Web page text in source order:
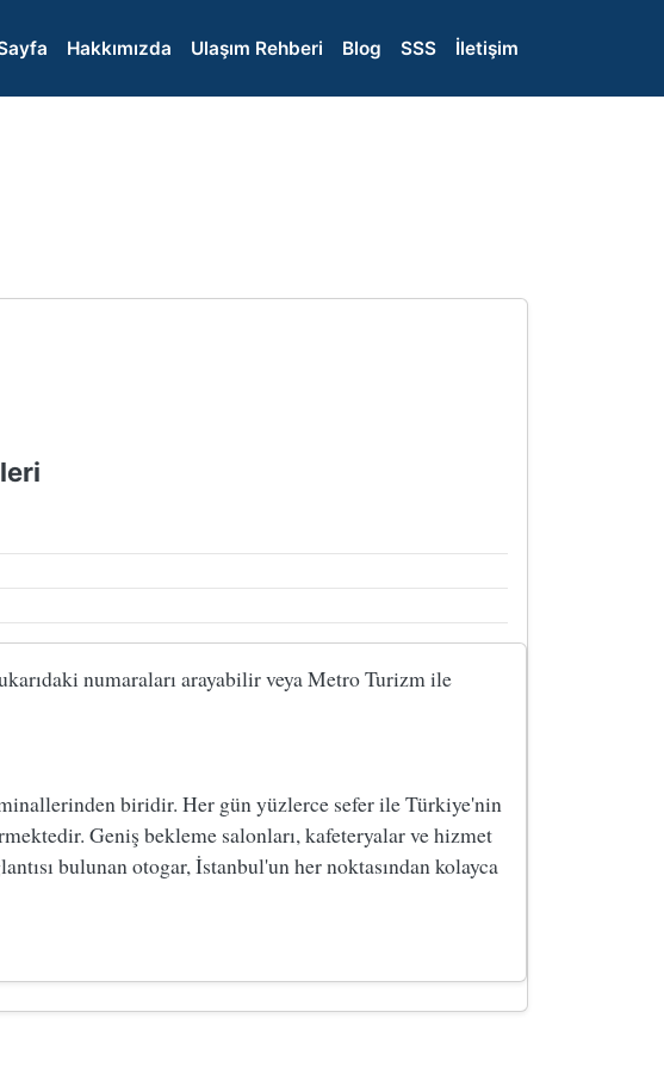
Hakkımızda Ulaşım Rehberi Blog SSS İletişim
numaraları arayabilir veya Metro Turizm ile
biridir. Her gün yüzlerce sefer ile Türkiye'nin
Geniş bekleme salonları, kafeteryalar ve hizmet
bulunan otogar, İstanbul'un her noktasından kolayca